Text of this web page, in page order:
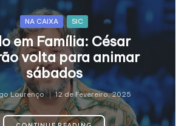
Posted
in
NA CAIXA SIC
em Família: César
volta para animar
sábados
Lourenço 12 de Fevereiro, 2025